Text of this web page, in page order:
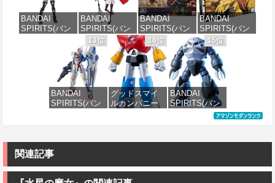
け済みプラモ
デル
価格：¥1,800
ムエアマスタ
ー 1/144スケー
ル 色分け済み
プラモデル
価格：¥3,600
イ 1/144スケー
ル 色分け済み
プラモデル
価格：¥2,200
星仕様) 1/144
スケール 色分
け済みプラモ
デル
価格：¥2,380
BANDAI
SPIRITS(バン
エ[カラーC] 色
分け済みプラ
価格：¥4,500
BANDAI
SPIRITS(バン
ダイ スピリッ
ツ) 30MS
Fate/Grand
Order アルトリ
ア・キャスタ
ー 色分け済み
プラモデル
BANDAI
SPIRITS(バン
ダイ スピリッ
ツ) HGUC
1/144 ザクII
(ガルマ専用機)
(機動戦士ガン
ダム)
価格：¥2,982
BANDAI
SPIRITS(バン
ダイ スピリッ
ツ) HGUC 機動
戦士ガンダム
MSM-03 ゴッ
グ 1/144スケー
ル 色分け済み
プラモデル
価格：¥2,300
13位
BANDAI
SPIRITS(バン
機動戦士ガン
ダム 水星の魔
アリアル 1/100
14位
グッドスマイ
ルカンパニー
イアポロン 組
ケール 全高約
15位
BANDAI
SPIRITS(バン
ダイ スピリッ
MSM-07 ズゴ
みプラモデル
関連記事